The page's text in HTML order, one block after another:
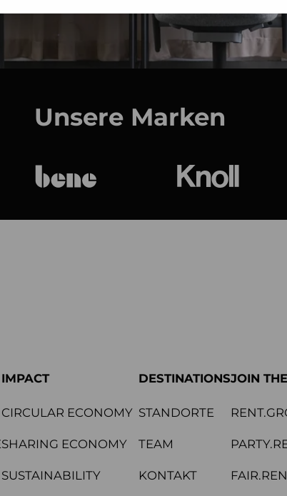
Unsere Marken
IMPACT
CIRCULAR ECONOMY
SHARING ECONOMY
SUSTAINABILITY
DESTINATIONS
STANDORTE
TEAM
KONTAKT
JOIN